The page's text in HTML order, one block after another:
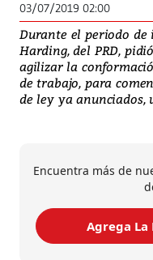
03/07/2019 02:00
Durante el periodo de
Harding, del PRD,
agilizar la
de trabajo, para
de ley ya anunciados,
Encuentra más de
Agrega La